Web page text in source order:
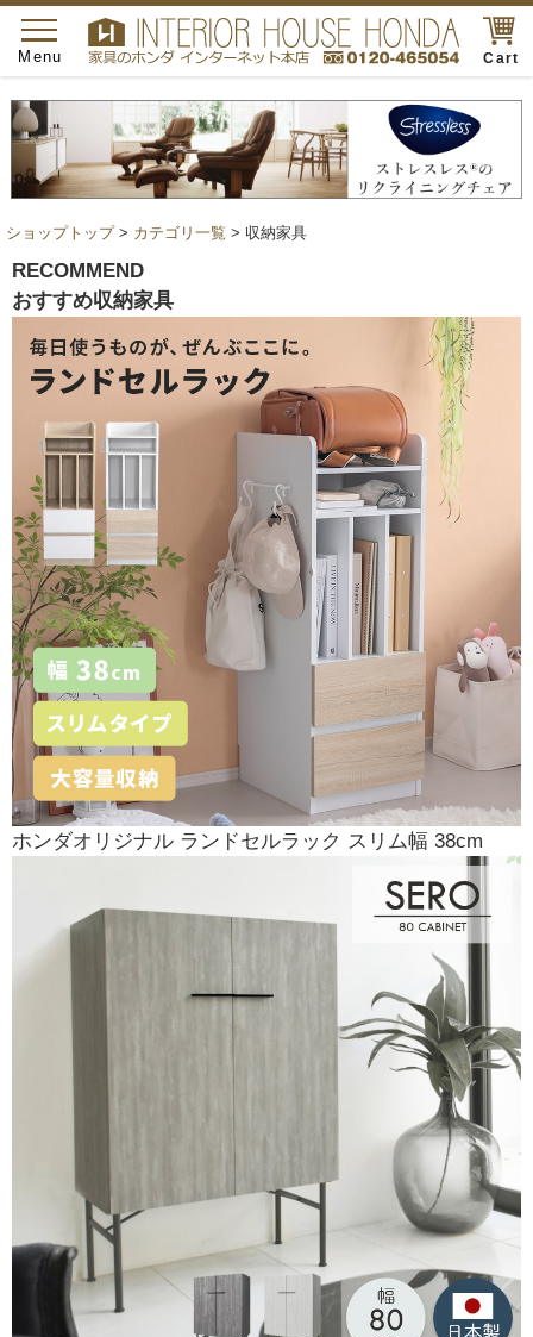
Cart
toggle
navigation
Menu
ショップトップ> カテゴリ一覧 > 収納家具
RECOMMEND
おすすめ収納家具
ホンダオリジナル ランドセルラック スリム幅 38cm